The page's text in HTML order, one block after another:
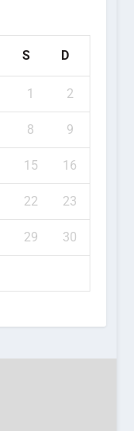
S D
1 2
8 9
15 16
22 23
29 30